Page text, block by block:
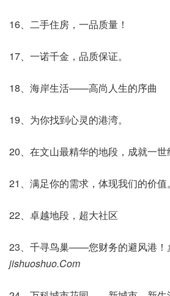
16、二手住房，一品质量！
17、一诺千金，品质保证。
18、海岸生活——高尚人生的序曲
19、为你找到心灵的港湾。
20、在文山最精华的地段，成就一
21、满足你的需求，体现我们的价值。
22、卓越地段，超大社区
23、千寻鸟巢——您财务的避风港！
jishuoshuo.Com